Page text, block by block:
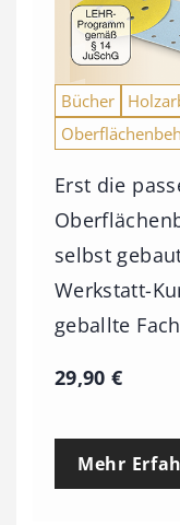
Bücher
Erst die
selbst
Werkstatt-
geballte
29,90€
Mehr